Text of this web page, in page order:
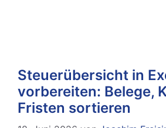
Steuerübersicht in
vorbereiten: Belege,
Fristen sortieren